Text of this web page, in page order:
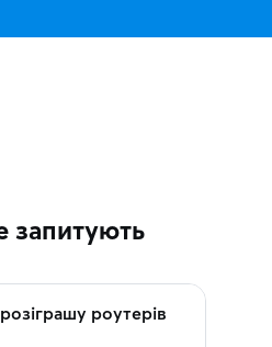
запитують
роутерів